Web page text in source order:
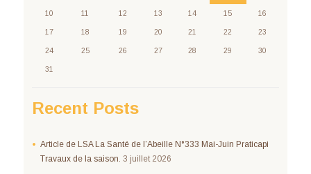
10 11 12 13 14 15 16
17 18 19 20 21 22 23
24 25 26 27 28 29 30
31
Recent Posts
Article de LSA La Santé de l’Abeille N°333 Mai-Juin Praticapi
Travaux de la saison. 3 juillet 2026